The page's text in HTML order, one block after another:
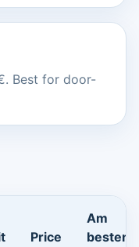
Best for door-
Price
Am
besten